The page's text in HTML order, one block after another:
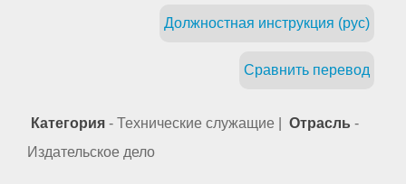
Должностная инструкция (рус)
Сравнить перевод
Категория - Технические служащие | Отрасль -
Издательское дело